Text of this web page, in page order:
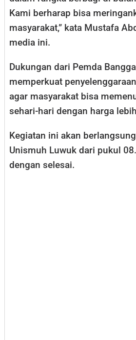
Kami berharap bisa
masyarakat,” kata Mustafa
media ini.
Dukungan dari Pemda
memperkuat
agar masyarakat bisa
sehari-hari dengan harga
Kegiatan ini akan
Unismuh Luwuk dari pukul
dengan selesai.